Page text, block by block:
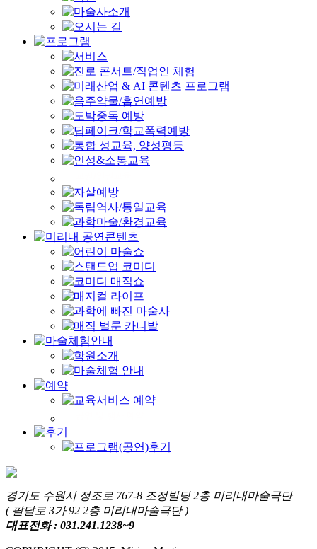
경기도 수원시 정조로 767-8 조정빌딩 2층 미리내마술극단
( 팔달로 3가 92 2층 미리내마술극단 )
대표전화 : 031.241.1238~9